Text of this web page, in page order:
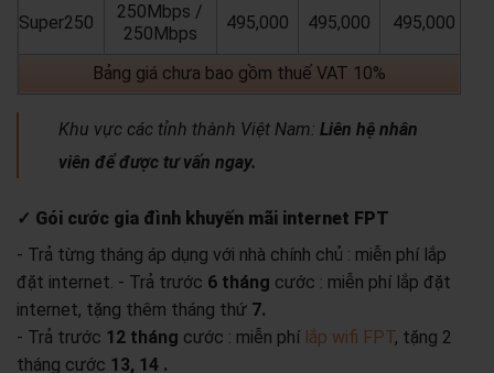
Super250
250Mbps /
250Mbps
495,000 495,000 495,000
Bảng giá chưa bao gồm thuế VAT 10%
Khu vực các tỉnh thành Việt Nam: Liên hệ nhân
viên để được tư vấn ngay.
✓ Gói cước gia đình khuyến mãi internet FPT
- Trả từng tháng áp dụng với nhà chính chủ : miễn phí lắp
đặt internet. - Trả trước 6 tháng cước : miễn phí lắp đặt
internet, tặng thêm tháng thứ 7.
- Trả trước 12 tháng cước : miễn phí lắp wifi FPT, tặng 2
tháng cước 13, 14 .